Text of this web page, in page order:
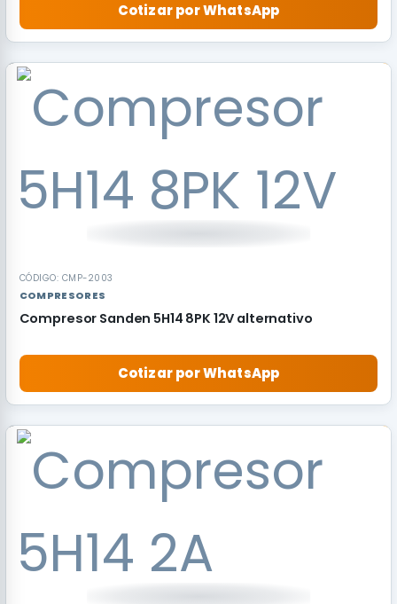
Cotizar por WhatsApp
CÓDIGO: CMP-2003
COMPRESORES
Compresor Sanden 5H14 8PK 12V alternativo
Cotizar por WhatsApp